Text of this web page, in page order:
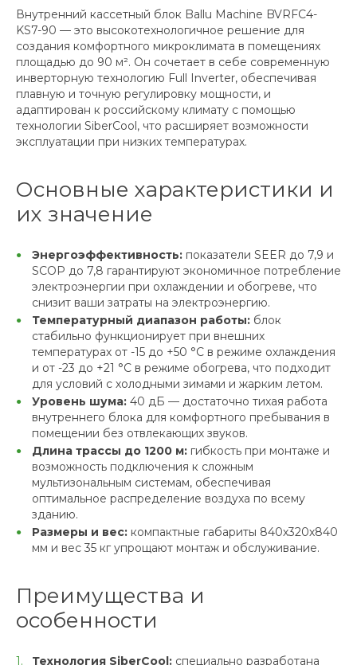
Внутренний кассетный блок Ballu Machine BVRFC4-
KS7-90 — это высокотехнологичное решение для
создания комфортного микроклимата в помещениях
площадью до 90 м². Он сочетает в себе современную
инверторную технологию Full Inverter, обеспечивая
плавную и точную регулировку мощности, и
адаптирован к российскому климату с помощью
технологии SiberCool, что расширяет возможности
эксплуатации при низких температурах.
Основные характеристики и
их значение
Энергоэффективность: показатели SEER до 7,9 и
SCOP до 7,8 гарантируют экономичное потребление
электроэнергии при охлаждении и обогреве, что
снизит ваши затраты на электроэнергию.
Температурный диапазон работы: блок
стабильно функционирует при внешних
температурах от -15 до +50 °C в режиме охлаждения
и от -23 до +21 °C в режиме обогрева, что подходит
для условий с холодными зимами и жарким летом.
Уровень шума: 40 дБ — достаточно тихая работа
внутреннего блока для комфортного пребывания в
помещении без отвлекающих звуков.
Длина трассы до 1200 м: гибкость при монтаже и
возможность подключения к сложным
мультизональным системам, обеспечивая
оптимальное распределение воздуха по всему
зданию.
Размеры и вес: компактные габариты 840х320х840
мм и вес 35 кг упрощают монтаж и обслуживание.
Преимущества и
особенности
Технология SiberCool: специально разработана